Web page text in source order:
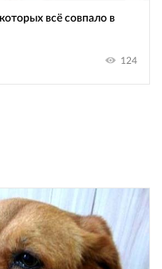
всё совпало в
124